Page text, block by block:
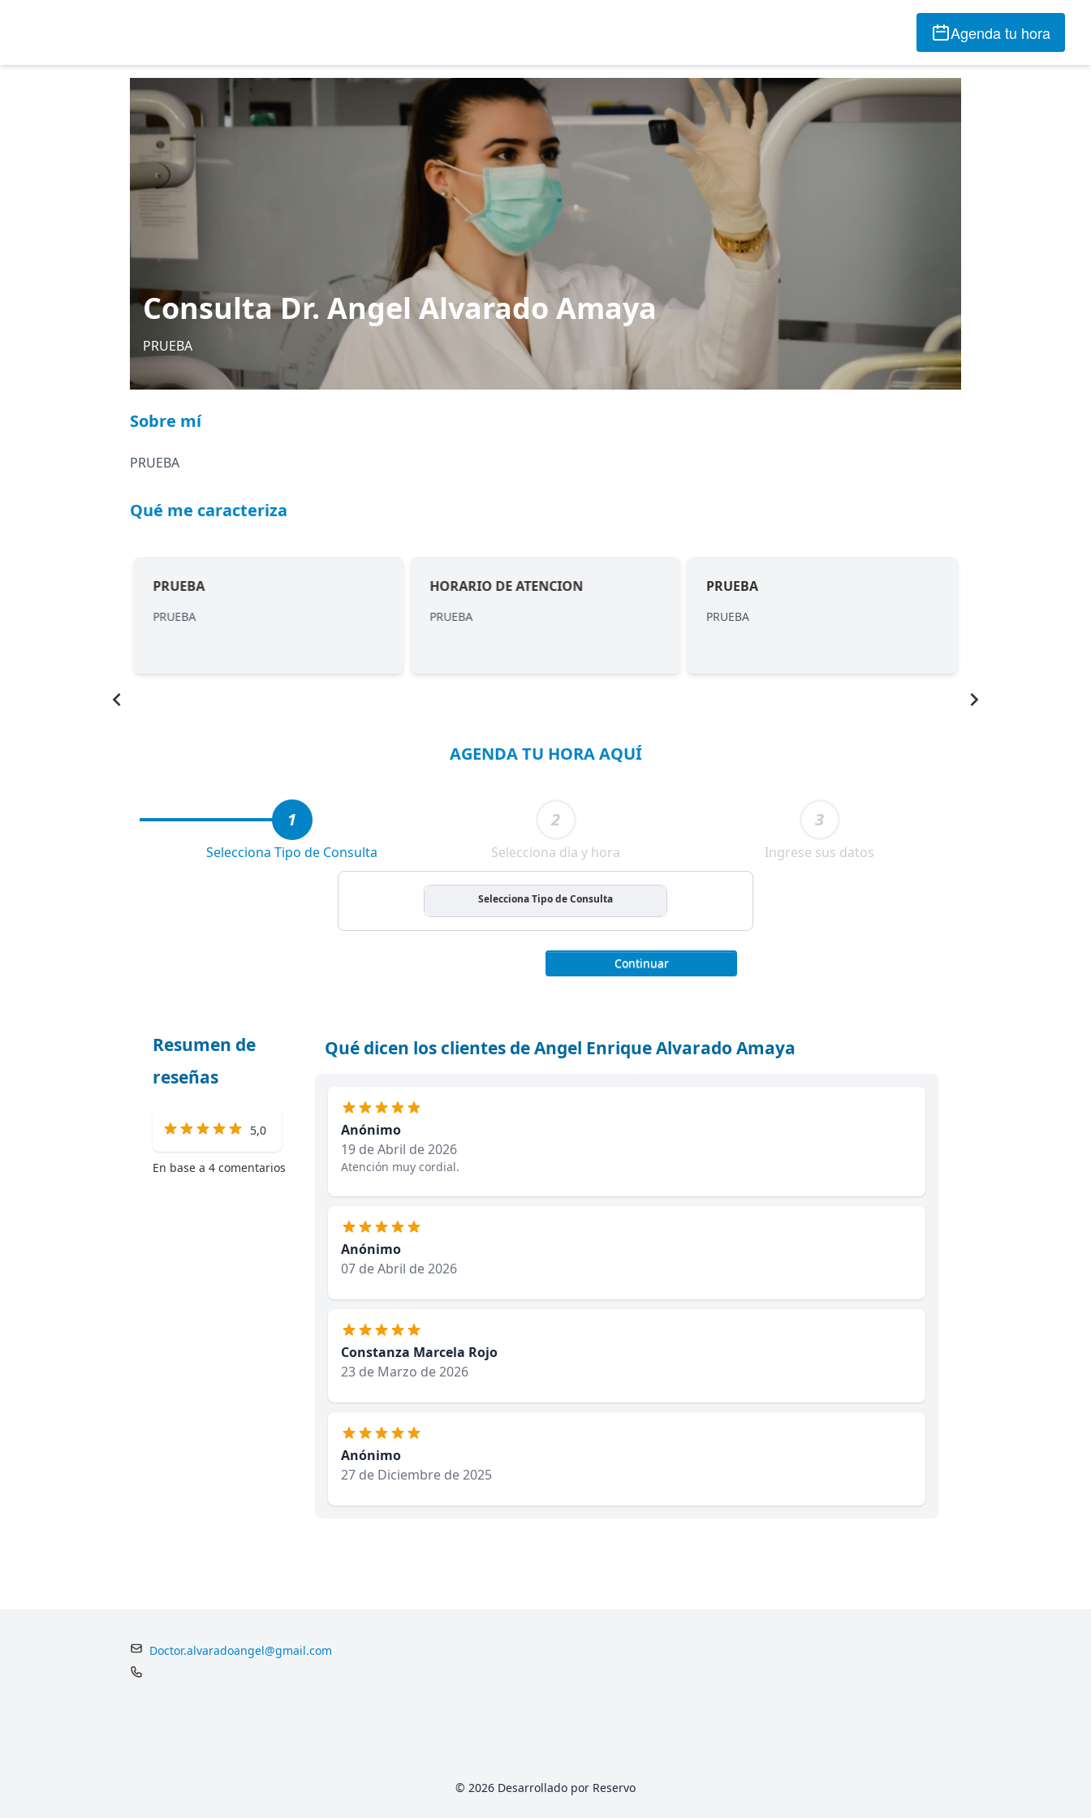
Agenda tu hora
Consulta Dr. Angel Alvarado Amaya
PRUEBA
Sobre mí
PRUEBA
Qué me caracteriza
PRUEBA
PRUEBA
HORARIO DE ATENCION
PRUEBA
PRUEBA
PRUEBA
AGENDA TU HORA AQUÍ
1
Selecciona Tipo de Consulta
2
Selecciona dia y hora
3
Ingrese sus datos
Selecciona Tipo de Consulta
Continuar
Resumen de
reseñas
5,0
En base a 4 comentarios
Qué dicen los clientes de Angel Enrique Alvarado Amaya
Anónimo
19 de Abril de 2026
Atención muy cordial.
Anónimo
07 de Abril de 2026
Constanza Marcela Rojo
23 de Marzo de 2026
Anónimo
27 de Diciembre de 2025
Doctor.alvaradoangel@gmail.com
© 2026 Desarrollado por Reservo